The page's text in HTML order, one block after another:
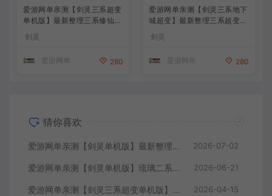
爱游网单亲测【剑灵三系超变
单机版】最新整理三系修仙超
宝石 特色修仙buff 减CD 免
套掉落表 视频安装教学虚拟
剑灵
爱游网单 280
爱游网单亲测【剑灵三系地下
城超变】最新整理三系超变地
图文攻略 物品代码表 虚拟机
剑灵
爱游网单 280
猜你喜欢
爱游网单亲测【剑灵单机版】最新整理斗破三系超变 修复4049 支持WIN11属性时装 亿伤 切割 无限内力 特色装备 内置GM单人群组变身 虚拟机一键端 通用单机安装教学 2026-07-02
爱游网单亲测【剑灵单机版】琉璃二系45级刺金版 完整武器进化树 配套GM工具 视频安装教学 虚拟机一键端 2026-06-21
爱游网单亲测【剑灵三系超变单机版】最新整理三系修仙超变仙缘5.0 麻痹属性翅膀 麻痹宝石 特色修仙buff 减CD 免控 重置技能 丰富时装自由 配套掉落表 视频安装教学虚拟机端 2026-04-15